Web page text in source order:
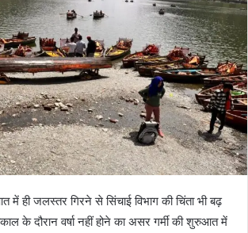
a
n
e
m
a
i
l
में ही जलस्तर गिरने से सिंचाई विभाग की चिंता भी बढ़
के दौरान वर्षा नहीं होने का असर गर्मी की शुरुआत में